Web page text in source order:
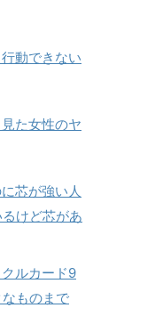
動できない
た女性のヤ
芯が強い人
けど芯があ
ルカード9
ものまで